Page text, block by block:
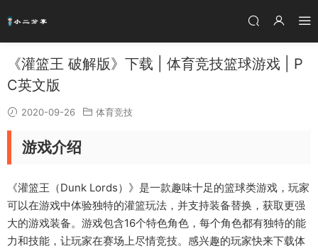
《灌篮王 破解版》下载 | 体育竞技篮球游戏 | P
C英文版
2020-09-26 体育竞技
游戏介绍
《灌篮王（Dunk Lords）》是一款趣味十足的篮球类游戏，玩家
可以在游戏中体验独特的灌篮玩法，并支持装备替换，获取更强
大的游戏装备。游戏包含16个特色角色，每个角色都有独特的能
力和技能，让玩家在赛场上尽情竞技。感兴趣的玩家快来下载体